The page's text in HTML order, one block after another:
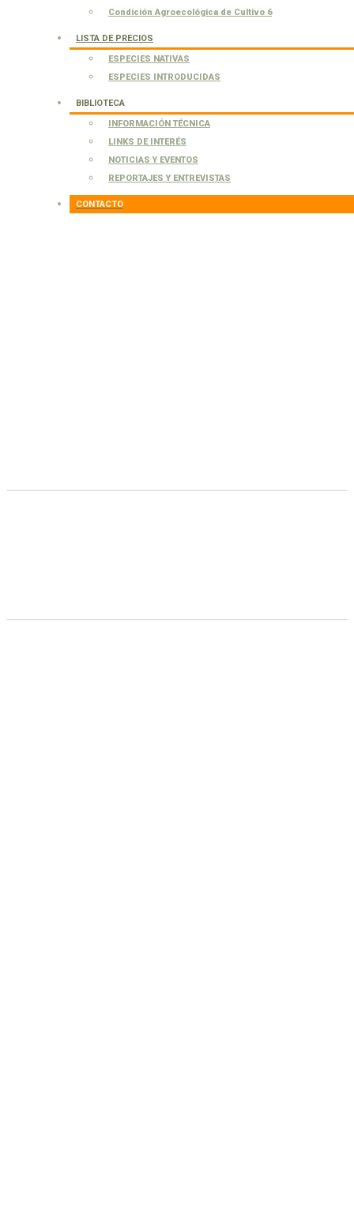
Condición Agroecológica de Cultivo 6
LISTA DE PRECIOS
ESPECIES NATIVAS
ESPECIES INTRODUCIDAS
BIBLIOTECA
INFORMACIÓN TÉCNICA
LINKS DE INTERÉS
NOTICIAS Y EVENTOS
REPORTAJES Y ENTREVISTAS
CONTACTO